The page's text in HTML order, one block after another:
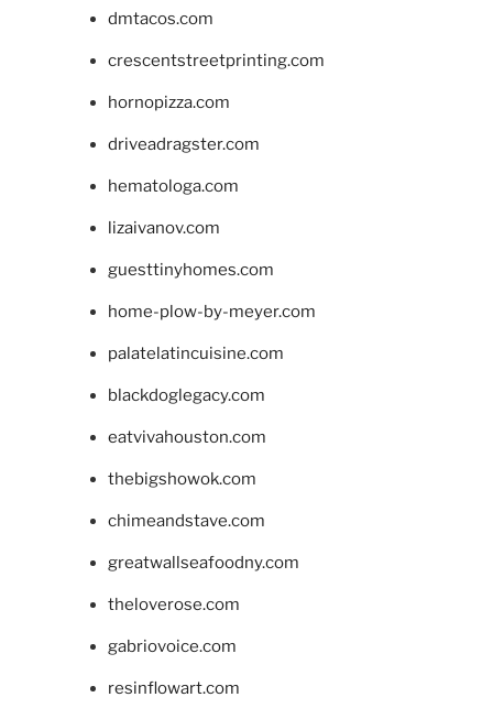
dmtacos.com
crescentstreetprinting.com
hornopizza.com
driveadragster.com
hematologa.com
lizaivanov.com
guesttinyhomes.com
home-plow-by-meyer.com
palatelatincuisine.com
blackdoglegacy.com
eatvivahouston.com
thebigshowok.com
chimeandstave.com
greatwallseafoodny.com
theloverose.com
gabriovoice.com
resinflowart.com